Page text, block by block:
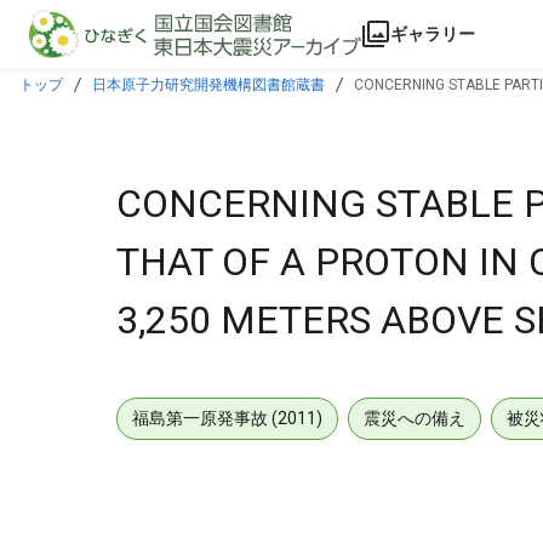
本文に飛ぶ
ギャラリー
トップ 日本原子力研究開発機構図書館蔵書 CONCERNING STABLE
CONCERNING STABLE
THAT OF A PROTON IN
3,250 METERS ABOVE
福島第一原発事故 (2011) 震災への備え 被災